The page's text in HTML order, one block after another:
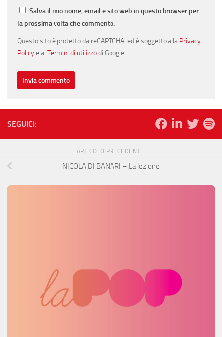
Salva il mio nome, email e sito web in questo browser per
la prossima volta che commento.
Questo sito è protetto da reCAPTCHA, ed è soggetto alla Privacy
Policye ai Termini di utilizzodi Google.
SEGUICI:
ARTICOLO PRECEDENTE
NICOLA DI BANARI – La lezione